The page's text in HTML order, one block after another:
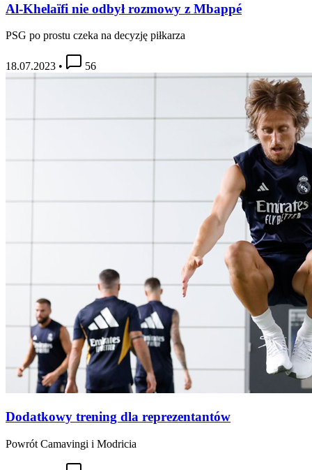
Al-Khelaïfi nie odbył rozmowy z Mbappé
PSG po prostu czeka na decyzję piłkarza
18.07.2023 • 56
Dodatkowy trening dla reprezentantów
Powrót Camavingi i Modricia